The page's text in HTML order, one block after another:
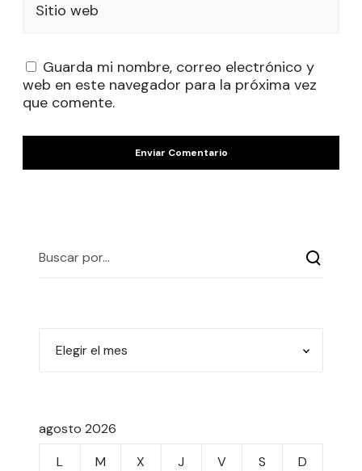
Sitio web
Guarda mi nombre, correo electrónico y
web en este navegador para la próxima vez
que comente.
agosto 2026
L
M X J V S D